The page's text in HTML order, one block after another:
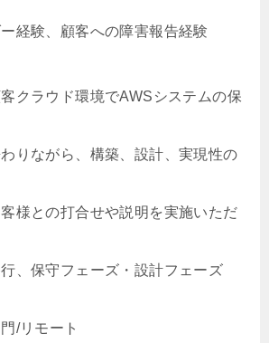
、顧客への障害報告経験
クラウド環境でAWSシステムの保
、構築、設計、実現性の
打合せや説明を実施いただ
フェーズ・設計フェーズ
/リモート